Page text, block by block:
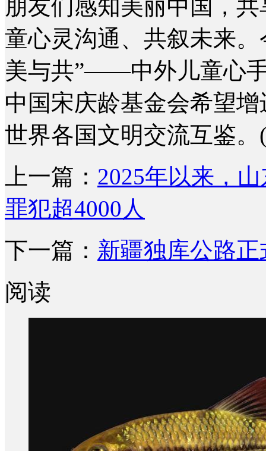
朋友们感知美丽中国，
童心灵沟通、共叙未来
美与共”——中外儿童心
中国宋庆龄基金会希望
世界各国文明交流互鉴。
上一篇： 2025年以来，
罪犯超4000人
下一篇： 新疆独库公路
阅读